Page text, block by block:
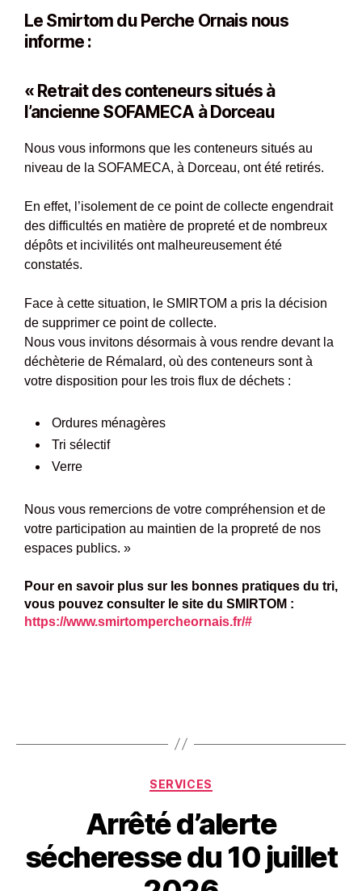
Le Smirtom du Perche Ornais nous
informe :
« Retrait des conteneurs situés à
l’ancienne SOFAMECA à Dorceau
Nous vous informons que les conteneurs situés au
niveau de la SOFAMECA, à Dorceau, ont été retirés.
En effet, l’isolement de ce point de collecte engendrait
des difficultés en matière de propreté et de nombreux
dépôts et incivilités ont malheureusement été
constatés.
Face à cette situation, le SMIRTOM a pris la décision
de supprimer ce point de collecte.
Nous vous invitons désormais à vous rendre devant la
déchèterie de Rémalard, où des conteneurs sont à
votre disposition pour les trois flux de déchets :
Ordures ménagères
Tri sélectif
Verre
Nous vous remercions de votre compréhension et de
votre participation au maintien de la propreté de nos
espaces publics. »
Pour en savoir plus sur les bonnes pratiques du tri,
vous pouvez consulter le site du SMIRTOM :
https://www.smirtompercheornais.fr/#
SERVICES
Arrêté d’alerte
sécheresse du 10 juillet